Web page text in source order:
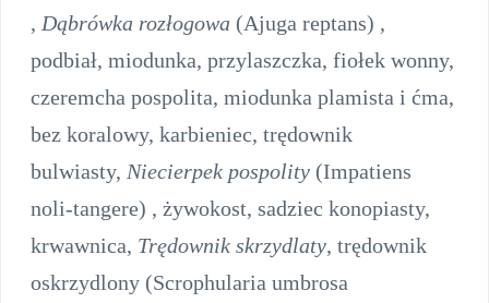
, Dąbrówka rozłogowa (Ajuga reptans) ,
podbiał, miodunka, przylaszczka, fiołek wonny,
czeremcha pospolita, miodunka plamista i ćma,
bez koralowy, karbieniec, trędownik
bulwiasty, Niecierpek pospolity (Impatiens
noli-tangere) , żywokost, sadziec konopiasty,
krwawnica, Trędownik skrzydlaty, trędownik
oskrzydlony (Scrophularia umbrosa